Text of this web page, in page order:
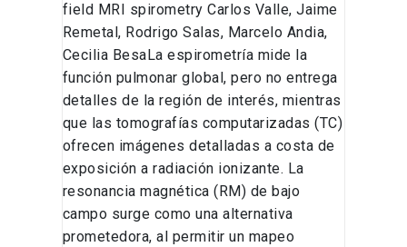
field MRI spirometry Carlos Valle, Jaime
Remetal, Rodrigo Salas, Marcelo Andia,
Cecilia BesaLa espirometría mide la
función pulmonar global, pero no entrega
detalles de la región de interés, mientras
que las tomografías computarizadas (TC)
ofrecen imágenes detalladas a costa de
exposición a radiación ionizante. La
resonancia magnética (RM) de bajo
campo surge como una alternativa
prometedora, al permitir un mapeo